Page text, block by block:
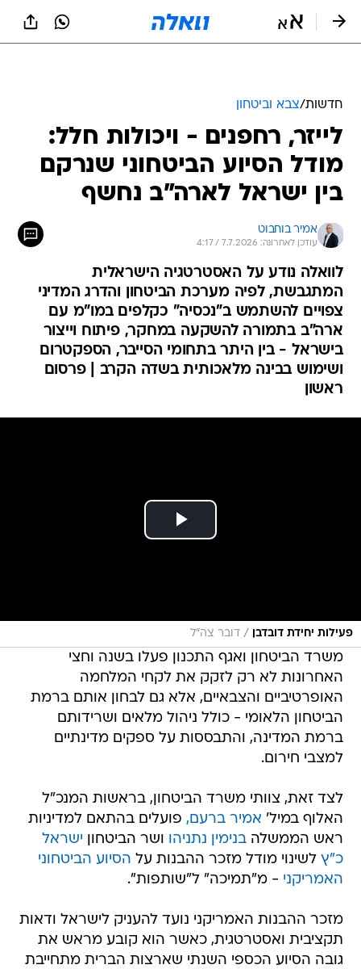
חדשות/צבא וביטחון
לייזר, רחפנים - ויכולות חלל:
מודל הסיוע הביטחוני שנרקם
בין ישראל לארה"ב נחשף
אמיר בוחבוט
עודכן לאחרונה: 7.7.2026 / 4:17
לוואלה נודע על האסטרטגיה הישראלית
המתגבשת, לפיה מערכת הביטחון והדרג המדיני
צפויים להשתמש ב"נכסיה" כקלפים במו"מ עם
ארה"ב בתמורה להשקעה במחקר, פיתוח וייצור
בישראל - בין היתר בתחומי הסייבר, הספקטרום
ושימוש בבינה מלאכותית בשדה הקרב | פרסום
ראשון
פעילות יחידת דובדבן / דובר צה"ל
משרד הביטחון ואגף התכנון פעלו בשנה וחצי
האחרונות לא רק לזקק את לקחי המלחמה
האופרטיביים והצבאיים, אלא גם לבחון אותם ברמת
הביטחון הלאומי - כולל ניהול מלאים ושרידותם
ברמת המדינה, והתבססות על ספקים מדינתיים
למצבי חירום.
לצד זאת, צוותי משרד הביטחון, בראשות המנכ"ל
האלוף במיל' אמיר ברעם, פועלים בהתאם למדיניות
ראש הממשלהבנימין נתניהו ושר הביטחון ישראל
כ"ץ לשינוי מודל מזכר ההבנות על הסיוע הביטחוני
האמריקני - מ"תמיכה" ל"שותפות".
מזכר ההבנות האמריקני נועד להעניק לישראל ודאות
תקציבית ואסטרטגית, כאשר הוא קובע מראש את
גובה הסיוע הכספי השנתי שארצות הברית מתחייבת